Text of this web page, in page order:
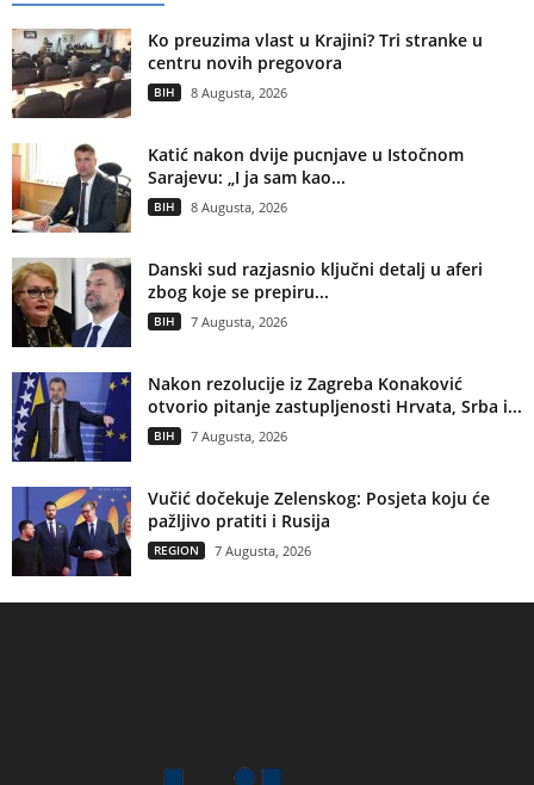
Ko preuzima vlast u Krajini? Tri stranke u
centru novih pregovora
BIH 8 Augusta, 2026
Katić nakon dvije pucnjave u Istočnom
Sarajevu: „I ja sam kao...
BIH 8 Augusta, 2026
Danski sud razjasnio ključni detalj u aferi
zbog koje se prepiru...
BIH 7 Augusta, 2026
Nakon rezolucije iz Zagreba Konaković
otvorio pitanje zastupljenosti Hrvata, Srba i...
BIH 7 Augusta, 2026
Vučić dočekuje Zelenskog: Posjeta koju će
pažljivo pratiti i Rusija
REGION 7 Augusta, 2026